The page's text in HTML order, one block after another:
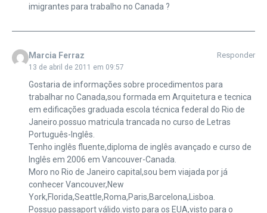
imigrantes para trabalho no Canada ?
Marcia Ferraz
13 de abril de 2011 em 09:57
Responder
Gostaria de informações sobre procedimentos para
trabalhar no Canada,sou formada em Arquitetura e tecnica
em edificações graduada escola técnica federal do Rio de
Janeiro.possuo matricula trancada no curso de Letras
Português-Inglês.
Tenho inglês fluente,diploma de inglês avançado e curso de
Inglês em 2006 em Vancouver-Canada.
Moro no Rio de Janeiro capital,sou bem viajada por já
conhecer Vancouver,New
York,Florida,Seattle,Roma,Paris,Barcelona,Lisboa.
Possuo passaport válido.visto para os EUA,visto para o